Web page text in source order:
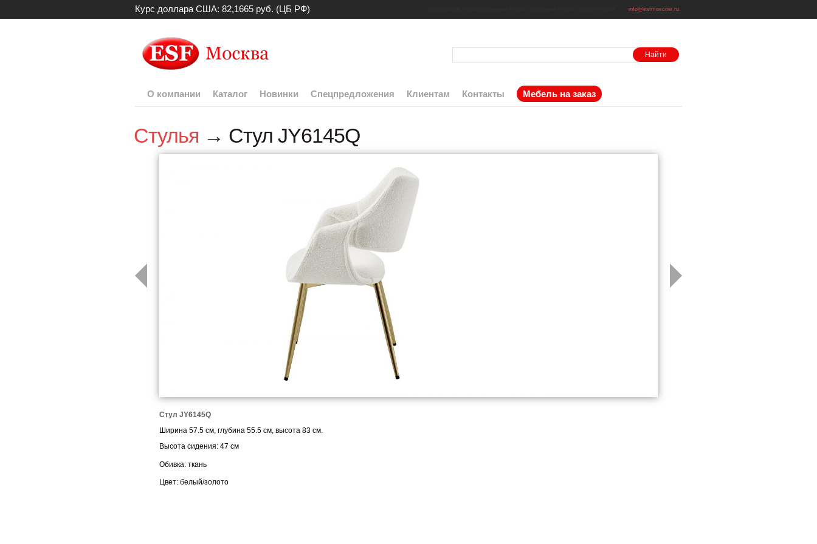
Курс доллара США: 82,1665 руб. (ЦБ РФ) info@esfmoscow.ru
О компании Каталог Новинки Спецпредложения Клиентам Контакты Мебель на заказ
Стулья → Стул JY6145Q
Стул JY6145Q
Ширина 57.5 см, глубина 55.5 см, высота 83 см.
Высота сидения: 47 см
Обивка: ткань
Цвет: белый/золото